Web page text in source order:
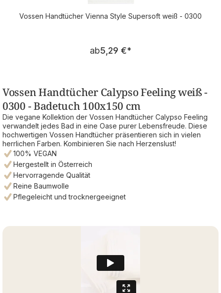
Vossen Handtücher Vienna Style Supersoft weiß - 0300
Regulärer Preis:
ab5,29 €*
Vossen Handtücher Calypso Feeling weiß -
0300 - Badetuch 100x150 cm
Die vegane Kollektion der Vossen Handtücher Calypso Feeling
verwandelt jedes Bad in eine Oase purer Lebensfreude. Diese
hochwertigen Vossen Handtücher präsentieren sich in vielen
herrlichen Farben. Kombinieren Sie nach Herzenslust!
100% VEGAN
Hergestellt in Österreich
Hervorragende Qualität
Reine Baumwolle
Pflegeleicht und trocknergeeignet